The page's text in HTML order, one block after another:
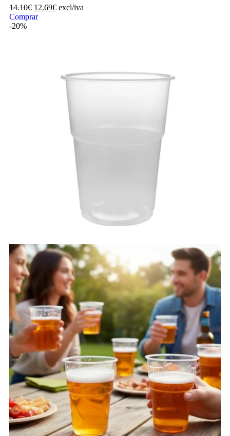
14.10€ 12.69€ excl/iva
Comprar
-20%